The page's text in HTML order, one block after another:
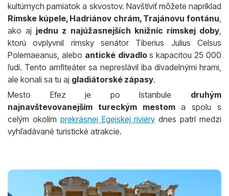
kultúrnych pamiatok a skvostov. Navštíviť môžete napríklad
Rímske kúpele, Hadriánov chrám, Trajánovu fontánu,
ako aj jednu z najúžasnejších knižníc rímskej doby,
ktorú ovplyvnil rímsky senátor Tiberius Julius Celsus
Polemaeanus, alebo antické divadlos kapacitou 25 000
ľudí. Tento amfiteáter sa nepreslávil iba divadelnými hrami,
ale konali sa tu aj gladiátorské zápasy.
Mesto Efez je po Istanbule druhým
najnavštevovanejším tureckým mestoma spolu s
celým okolím prekrásnej Egejskej riviéry dnes patrí medzi
vyhľadávané turistické atrakcie.